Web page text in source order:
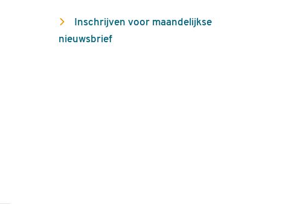
Inschrijven voor maandelijkse
nieuwsbrief